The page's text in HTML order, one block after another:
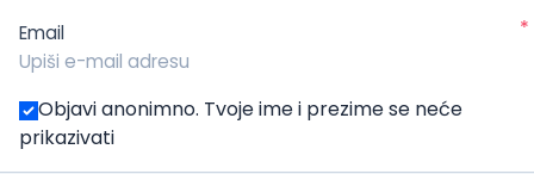
Email *
Objavi anonimno. Tvoje ime i prezime se neće
prikazivati